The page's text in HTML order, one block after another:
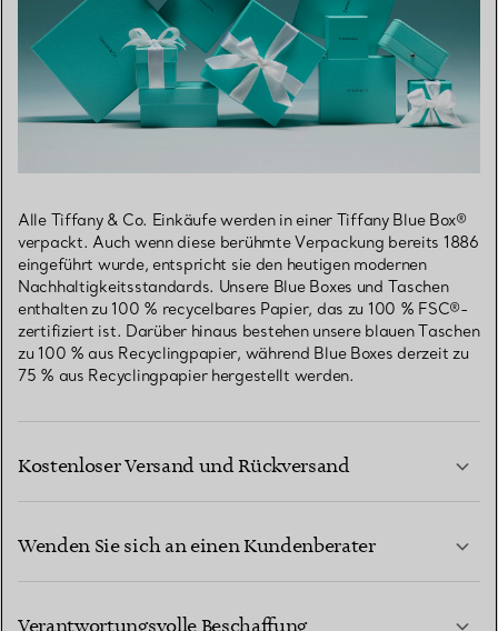
Alle Tiffany & Co. Einkäufe werden in einer Tiffany Blue Box®
verpackt. Auch wenn diese berühmte Verpackung bereits 1886
eingeführt wurde, entspricht sie den heutigen modernen
Nachhaltigkeitsstandards. Unsere Blue Boxes und Taschen
enthalten zu 100 % recycelbares Papier, das zu 100 % FSC®-
zertifiziert ist. Darüber hinaus bestehen unsere blauen Taschen
zu 100 % aus Recyclingpapier, während Blue Boxes derzeit zu
75 % aus Recyclingpapier hergestellt werden.
Kostenloser Versand und Rückversand
Wenden Sie sich an einen Kundenberater